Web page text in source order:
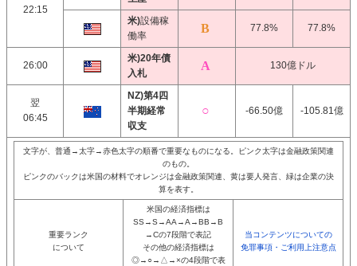
22:15
米)設備稼
働率
77.8% 77.8%
26:00
米)20年債
入札
130億ドル
翌
06:45
NZ)第4四
半期経常
収支
-66.50億 -105.81億
文字が、普通→太字→赤色太字の順番で重要なものになる。ピンク太字は金融政策関連
のもの。
ピンクのバックは米国の材料でオレンジは金融政策関連、黄は要人発言、緑は企業の決
算を表す。
重要ランク
について
米国の経済指標は
SS→S→AA→A→BB→B
→Cの7段階で表記
その他の経済指標は
◎→○→△→×の4段階で表
当コンテンツについての
免罪事項・ご利用上注意点